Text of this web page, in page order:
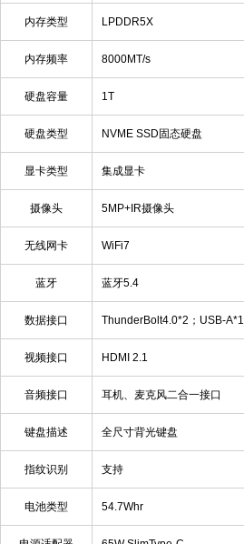
内存类型 LPDDR5X
内存频率 8000MT/s
硬盘容量 1T
硬盘类型 NVME SSD固态硬盘
显卡类型 集成显卡
摄像头 5MP+IR摄像头
无线网卡 WiFi7
蓝牙 蓝牙5.4
数据接口 ThunderBolt4.0*2；USB-A*1
视频接口 HDMI 2.1
音频接口 耳机、麦克风二合一接口
键盘描述 全尺寸背光键盘
指纹识别 支持
电池类型 54.7Whr